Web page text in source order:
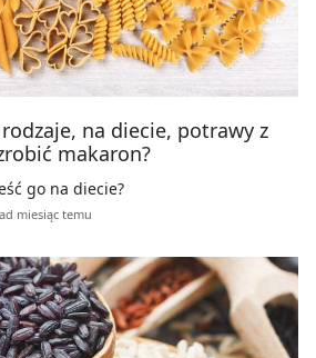
na diecie, potrawy z
makaron?
go na diecie?
miesiąc temu